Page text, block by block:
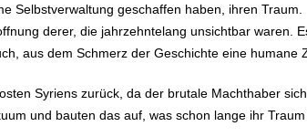
Selbstverwaltung geschaffen haben, ihren Traum.
derer, die jahrzehntelang unsichtbar waren.
aus dem Schmerz der Geschichte eine humane
Syriens zurück, da der brutale Machthaber
und bauten das auf, was schon lange ihr